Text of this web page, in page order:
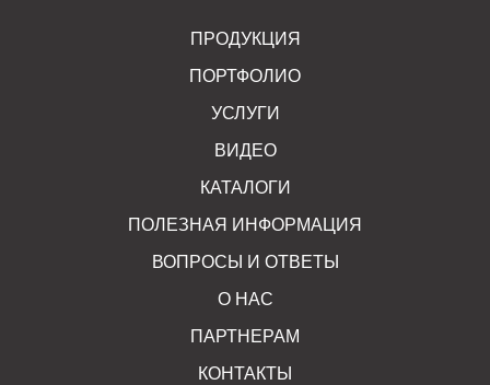
ПРОДУКЦИЯ
ПОРТФОЛИО
УСЛУГИ
ВИДЕО
КАТАЛОГИ
ПОЛЕЗНАЯ ИНФОРМАЦИЯ
ВОПРОСЫ И ОТВЕТЫ
О НАС
ПАРТНЕРАМ
КОНТАКТЫ